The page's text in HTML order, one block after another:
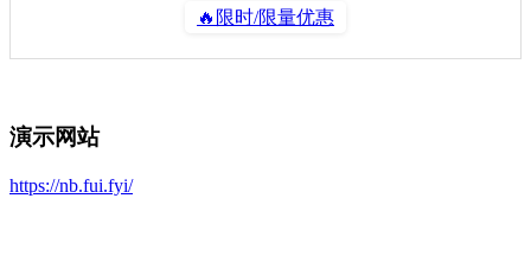
🔥限时/限量优惠
演示网站
https://nb.fui.fyi/